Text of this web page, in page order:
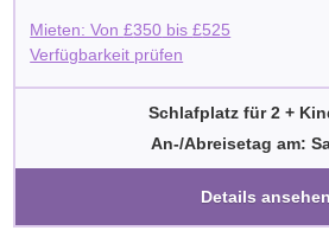
Mieten: Von£350 bis£525
Verfügbarkeit prüfen
Schlafplatz für 2 +
An-/Abreisetag am:
Details ansehen